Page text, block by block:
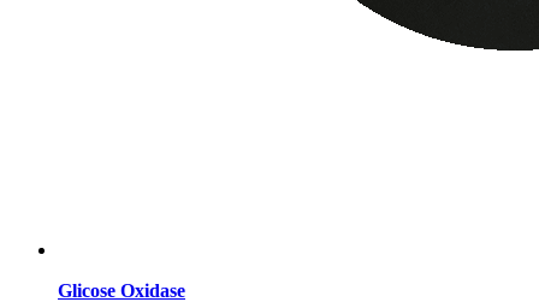
Glicose Oxidase